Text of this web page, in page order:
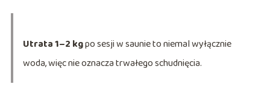
Utrata 1–2 kgpo sesji w saunie to niemal wyłącznie
woda, więc nie oznacza trwałego schudnięcia.